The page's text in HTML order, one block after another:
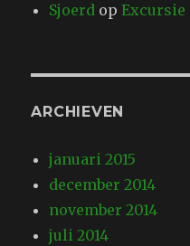
Sjoerd opExcursie
ARCHIEVEN
januari 2015
december 2014
november 2014
juli 2014